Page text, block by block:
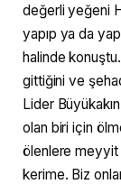
değerli yeğeni
yapıp ya da
halinde
gittiğini ve
Lider
olan biri için
ölenlere meyyit
kerime. Biz